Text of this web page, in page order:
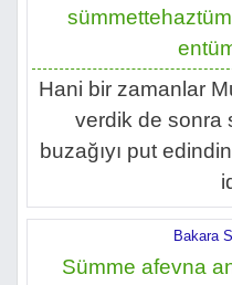
Hani bir zamanlar
verdik de sonra
buzağıyı put
Bakara
Sümme afevna